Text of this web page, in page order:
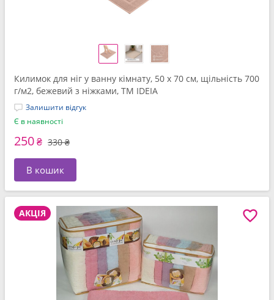
Килимок для ніг у ванну кімнату, 50 x 70 см, щільність 700
г/м2, бежевий з ніжками, ТМ IDEIA
Залишити відгук
Є в наявності
250₴ 330 ₴
В кошик
АКЦІЯ